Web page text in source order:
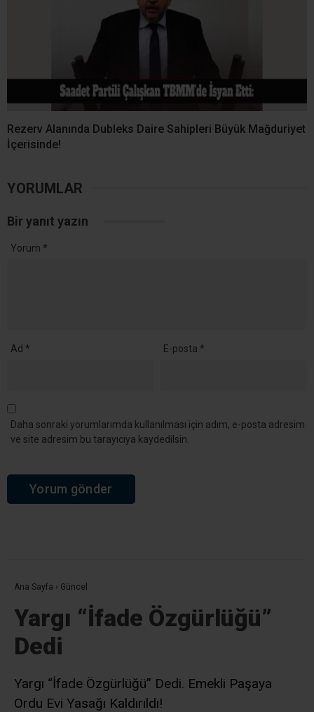
Rezerv Alanında Dubleks Daire Sahipleri Büyük Mağduriyet
İçerisinde!
YORUMLAR
Bir yanıt yazın
Yorum *
Ad * E-posta *
Daha sonraki yorumlarımda kullanılması için adım, e-posta adresim
ve site adresim bu tarayıcıya kaydedilsin.
Ana Sayfa › Güncel
Yargı “İfade Özgürlüğü”
Dedi
Yargı “İfade Özgürlüğü” Dedi. Emekli Paşaya
Ordu Evi Yasağı Kaldırıldı!